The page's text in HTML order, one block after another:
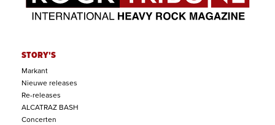
STORY'S
Markant
Nieuwe releases
Re-releases
ALCATRAZ BASH
Concerten